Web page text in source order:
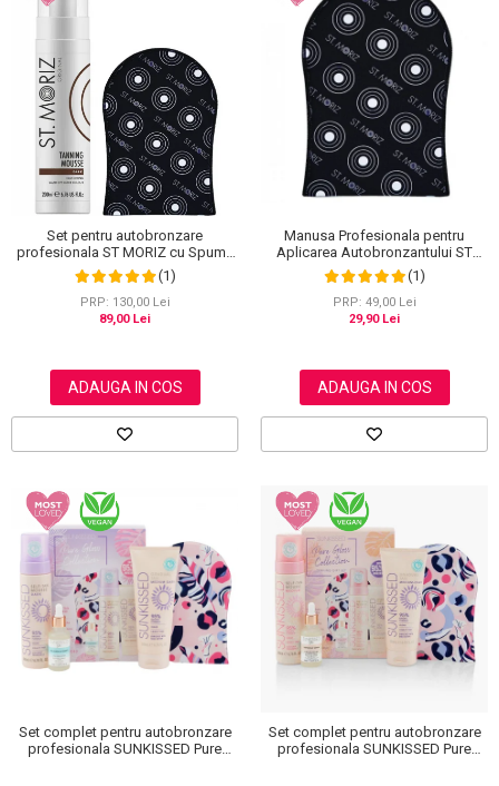
Set pentru autobronzare
profesionala ST MORIZ cu Spuma
Dark Fast Drying si Manusa Velvet
Tanning Mitt
(1)
PRP: 130,00 Lei
89,00 Lei
ADAUGA IN COS
Manusa Profesionala pentru
Aplicarea Autobronzantului ST
MORIZ Velvet Tanning Mitt
(1)
PRP: 49,00 Lei
29,90 Lei
ADAUGA IN COS
Set complet pentru autobronzare
profesionala SUNKISSED Pure
Set complet pentru autobronzare
profesionala SUNKISSED Pure